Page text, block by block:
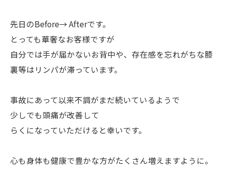
先日のBefore→ Afterです。
とっても華奢なお客様ですが
自分では手が届かないお背中や、存在感を忘れがちな膝
裏等はリンパが滞っています。
事故にあって以来不調がまだ続いているようで
少しでも頭痛が改善して
らくになっていただけると幸いです。
心も身体も健康で豊かな方がたくさん増えますように。